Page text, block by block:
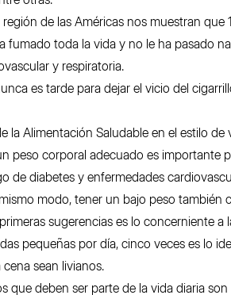
región de las Américas nos muestran
fumado toda la vida y no le ha pasado
y respiratoria.
es tarde para dejar el vicio del
la Alimentación Saludable en el estilo de
peso corporal adecuado es importante
de diabetes y enfermedades
modo, tener un bajo peso
sugerencias es lo concerniente
pequeñas por día, cinco veces es lo
cena sean livianos.
que deben ser parte de la vida diaria